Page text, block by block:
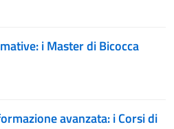
i Master di Bicocca
avanzata: i Corsi di